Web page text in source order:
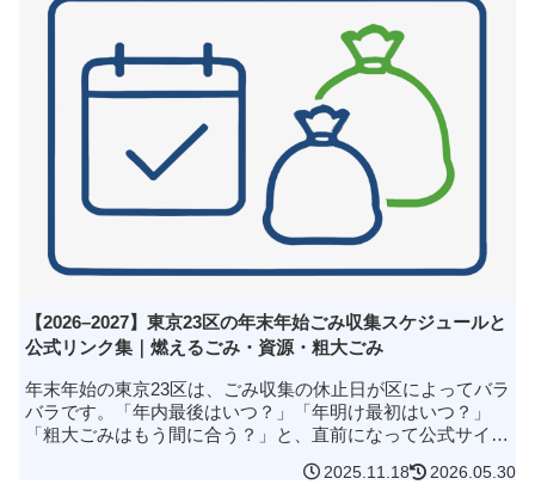
【2026–2027】東京23区の年末年始ごみ収集スケジュールと
公式リンク集｜燃えるごみ・資源・粗大ごみ
年末年始の東京23区は、ごみ収集の休止日が区によってバラ
バラです。「年内最後はいつ？」「年明け最初はいつ？」
「粗大ごみはもう間に合う？」と、直前になって公式サイト
2025.11.18 2026.05.30